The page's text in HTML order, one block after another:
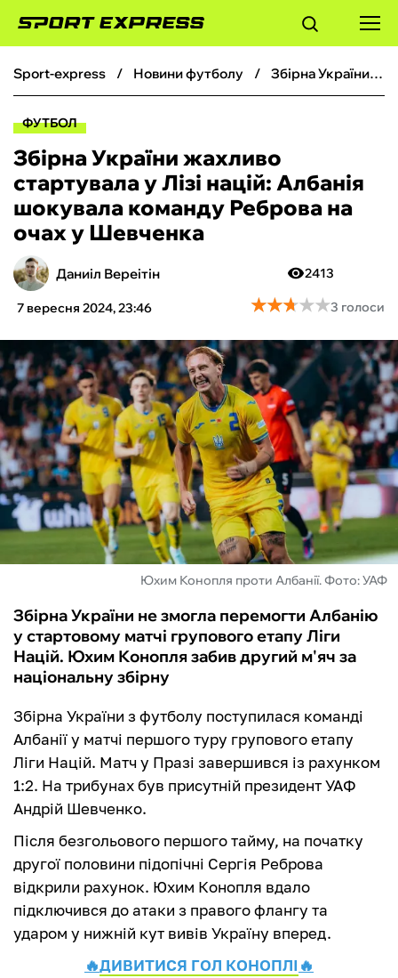
ФУТБОЛ
БОКС
ХОКЕЙ
ТЕНІС
КІБЕРСПОРТ
ЧС-2026
ФУТЗАЛ
ІНШІ
БУКМЕКЕРИ
sport-express новини футболу Збірна України жахливо стартувала у Лізі націй: Албанія шокувала команду Реброва на очах у Шевченка
ФУТБОЛ
Збірна України жахливо
стартувала у Лізі націй: Албанія
шокувала команду Реброва на
очах у Шевченка
Даниіл Вереітін
7 вересня 2024, 23:46
2413
★★★★★
★★★★★3 голоси
Юхим Конопля проти Албанії. Фото: УАФ
Збірна України не змогла перемогти Албанію
у стартовому матчі групового етапу Ліги
Націй. Юхим Конопля забив другий м'яч за
національну збірну
Збірна України з футболу поступилася команді
Албанії у матчі першого туру групового етапу
Ліги Націй. Матч у Празі завершився із рахунком
1:2. На трибунах був присутній президент УАФ
Андрій Шевченко.
Після безгольового першого тайму, на початку
другої половини підопічні Сергія Реброва
відкрили рахунок. Юхим Конопля вдало
підключився до атаки з правого флангу та
ударом у нижній кут вивів Україну вперед.
🔥ДИВИТИСЯ ГОЛ КОНОПЛІ 🔥